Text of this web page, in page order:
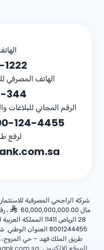
الهاتف المصرفي
344
الرقم المجاني للبلاغات
124-4455
لرفع
شركة الراجحي المصرفية
مال 60,000,000,000.00
28 الرياض 11411 المملكة العربية السعودية، هاتف: